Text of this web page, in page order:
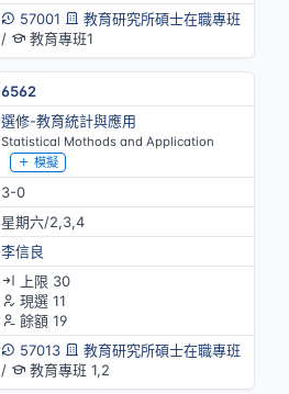
57001
教育研究所碩士在職專班
/
教育專班1
6562
選修-教育統計與應用
Statistical Mothods and Application
模擬
3-0
星期六/2,3,4
李信良
上限 30
現選 11
餘額 19
57013
教育研究所碩士在職專班
/
教育專班 1,2